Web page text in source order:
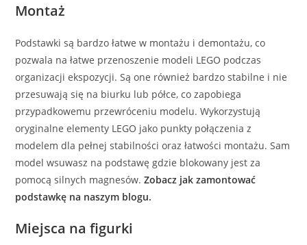
Montaż
Podstawki są bardzo łatwe w montażu i demontażu, co
pozwala na łatwe przenoszenie modeli LEGO podczas
organizacji ekspozycji. Są one również bardzo stabilne i nie
przesuwają się na biurku lub półce, co zapobiega
przypadkowemu przewróceniu modelu. Wykorzystują
oryginalne elementy LEGO jako punkty połączenia z
modelem dla pełnej stabilności oraz łatwości montażu. Sam
model wsuwasz na podstawę gdzie blokowany jest za
pomocą silnych magnesów. Zobacz jak zamontować
podstawkę na naszym blogu.
Miejsca na figurki